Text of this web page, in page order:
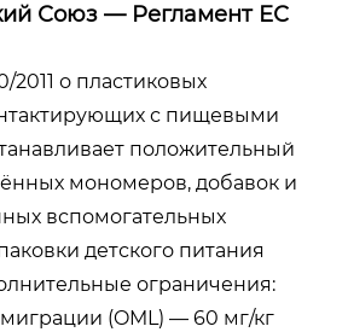
Союз — Регламент ЕС
2011 о пластиковых
с пищевыми
положительный
мономеров, добавок и
вспомогательных
детского питания
ограничения:
(OML) — 60 мг/кг